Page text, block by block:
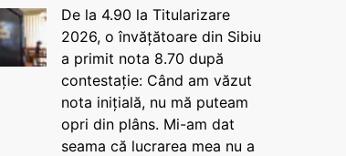
De la 4.90 la Titularizare
2026, o învățătoare din Sibiu
a primit nota 8.70 după
contestație: Când am văzut
nota inițială, nu mă puteam
opri din plâns. Mi-am dat
seama că lucrarea mea nu a